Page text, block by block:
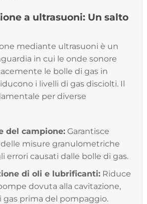
a ultrasuoni: Un salto
mediante ultrasuoni è un
in cui le onde sonore
le bolle di gas in
i livelli di gas disciolti. Il
per diverse
del campione:Garantisce
delle misure granulometriche
errori causati dalle bolle di gas.
di oli e lubrificanti:Riduce
dovuta alla cavitazione,
gas prima del pompaggio.